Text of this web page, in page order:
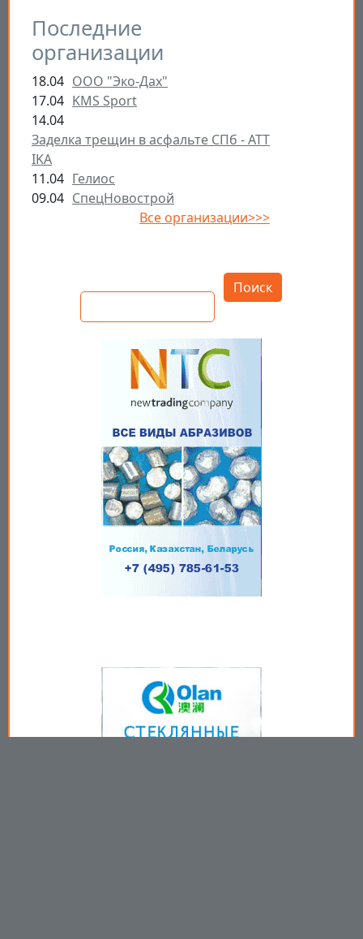
Последние
организации
18.04 ООО "Эко-Дах"
17.04 KMS Sport
14.04
Заделка трещин в асфальте СПб - ATT
IKA
11.04 Гелиос
09.04 СпецНовострой
Все организации>>>